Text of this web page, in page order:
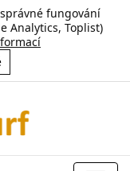
fungování
Analytics, Toplist)